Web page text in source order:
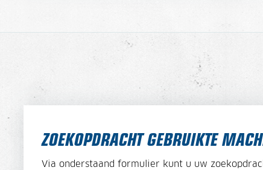
ZOEKOPDRACHT GEBRUIKTE
Via onderstaand formulier kunt u uw